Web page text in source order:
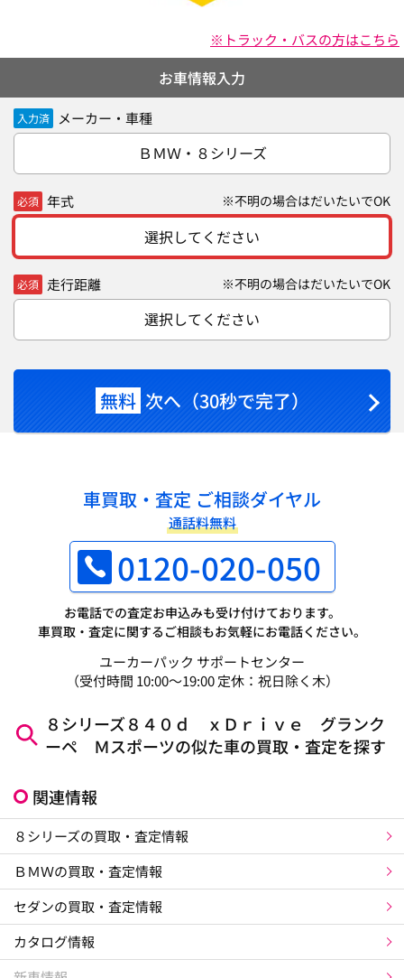
※トラック・バスの方はこちら
お車情報入力
入力済 メーカー・車種
ＢＭＷ・８シリーズ
必須 年式 ※不明の場合はだいたいでOK
選択してください
必須 走行距離 ※不明の場合はだいたいでOK
選択してください
無料 次へ（30秒で完了）
車買取・査定 ご相談ダイヤル
通話料無料
0120-020-050
お電話での査定お申込みも受け付けております。
車買取・査定に関するご相談もお気軽にお電話ください。
ユーカーパック サポートセンター
（受付時間 10:00～19:00 定休：祝日除く木）
８シリーズ８４０ｄ ｘＤｒｉｖｅ グランク
ーペ Ｍスポーツの似た車の買取・査定を探す
関連情報
８シリーズの買取・査定情報
ＢＭＷの買取・査定情報
セダンの買取・査定情報
カタログ情報